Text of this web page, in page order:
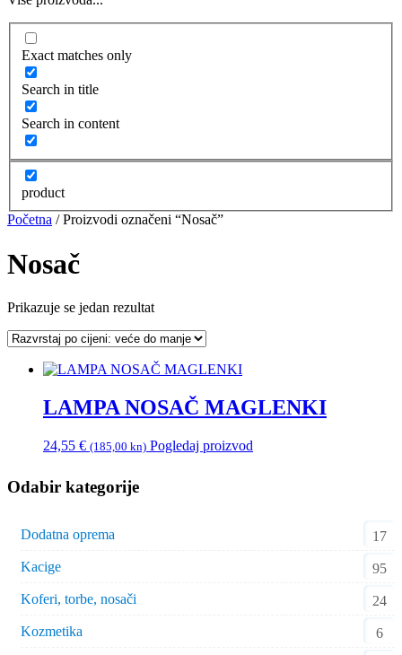
Exact matches only
Search in title
Search in content
product
Početna / Proizvodi označeni “Nosač”
Nosač
Prikazuje se jedan rezultat
LAMPA NOSAČ MAGLENKI
24,55 € (185,00 kn) Pogledaj proizvod
Odabir kategorije
Dodatna oprema
17
Kacige
95
Koferi, torbe, nosači
24
Kozmetika
6